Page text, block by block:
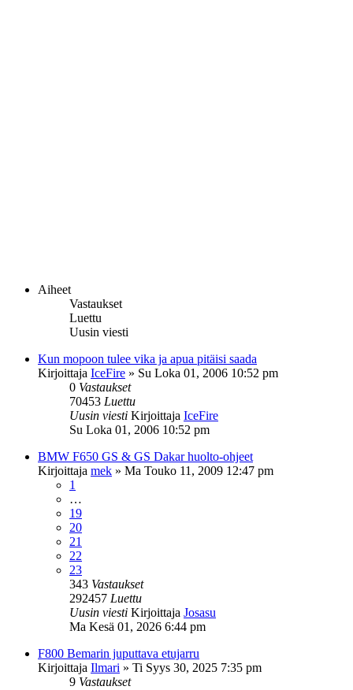
Aiheet
Vastaukset
Luettu
Uusin viesti
Kun mopoon tulee vika ja apua pitäisi saada
Kirjoittaja IceFire » Su Loka 01, 2006 10:52 pm
0 Vastaukset
70453 Luettu
Uusin viesti Kirjoittaja IceFire
Su Loka 01, 2006 10:52 pm
BMW F650 GS & GS Dakar huolto-ohjeet
Kirjoittaja mek » Ma Touko 11, 2009 12:47 pm
1
…
19
20
21
22
23
343 Vastaukset
292457 Luettu
Uusin viesti Kirjoittaja Josasu
Ma Kesä 01, 2026 6:44 pm
F800 Bemarin juputtava etujarru
Kirjoittaja Ilmari » Ti Syys 30, 2025 7:35 pm
9 Vastaukset